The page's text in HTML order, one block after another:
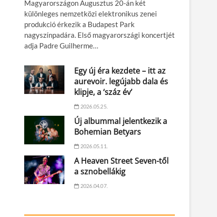
Magyarországon Augusztus 20-án két
különleges nemzetközi elektronikus zenei
produkció érkezik a Budapest Park
nagyszínpadára. Első magyarországi koncertjét
adja Padre Guilherme…
Egy új éra kezdete – itt az
aurevoir. legújabb dala és
klipje, a ‘száz év’
2026.05.25.
Új albummal jelentkezik a
Bohemian Betyars
2026.05.11.
A Heaven Street Seven-től
a sznobellákig
2026.04.07.